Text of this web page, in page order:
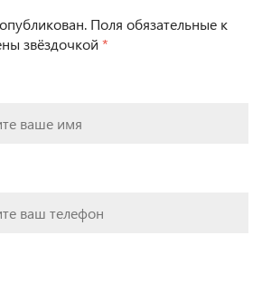
Поля обязательные к
звёздочкой *